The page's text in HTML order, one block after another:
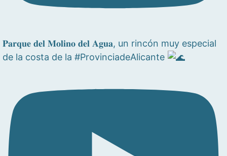
𝐏𝐚𝐫𝐪𝐮𝐞 𝐝𝐞𝐥 𝐌𝐨𝐥𝐢𝐧𝐨 𝐝𝐞𝐥 𝐀𝐠𝐮𝐚, un rincón muy especial
de la costa de la #ProvinciadeAlicante